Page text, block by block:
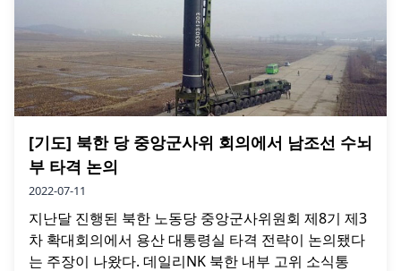
[기도] 북한 당 중앙군사위 회의에서 남조선 수뇌
부 타격 논의
2022-07-11
지난달 진행된 북한 노동당 중앙군사위원회 제8기 제3
차 확대회의에서 용산 대통령실 타격 전략이 논의됐다
는 주장이 나왔다. 데일리NK 북한 내부 고위 소식통